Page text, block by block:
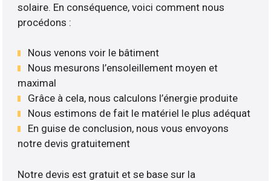
solaire. En conséquence, voici comment nous
procédons :
Nous venons voir le bâtiment
Nous mesurons l’ensoleillement moyen et
maximal
Grâce à cela, nous calculons l’énergie produite
Nous estimons de fait le matériel le plus adéquat
En guise de conclusion, nous vous envoyons
notre devis gratuitement
Notre devis est gratuit et se base sur la